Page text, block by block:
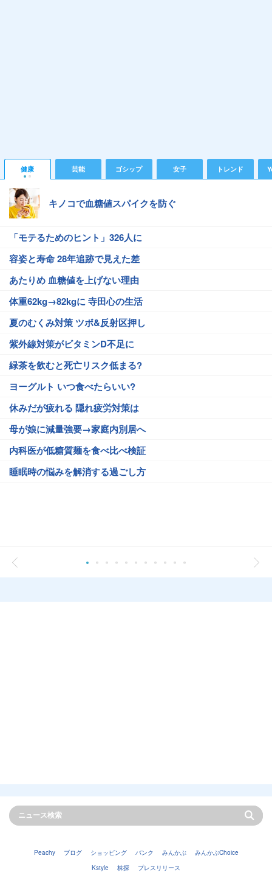
健康 芸能 ゴシップ 女子 トレンド
キノコで血糖値スパイクを防ぐ
「モテるためのヒント」326人に
容姿と寿命 28年追跡で見えた差
あたりめ 血糖値を上げない理由
体重62kg→82kgに 寺田心の生活
夏のむくみ対策 ツボ&反射区押し
紫外線対策がビタミンD不足に
緑茶を飲むと死亡リスク低まる?
ヨーグルト いつ食べたらいい?
休みだが疲れる 隠れ疲労対策は
母が娘に減量強要→家庭内別居へ
内科医が低糖質麺を食べ比べ検証
睡眠時の悩みを解消する過ごし方
Peachy ブログ ショッピング バンク みんかぶ
みんかぶChoice
Kstyle
株探 プレスリリース